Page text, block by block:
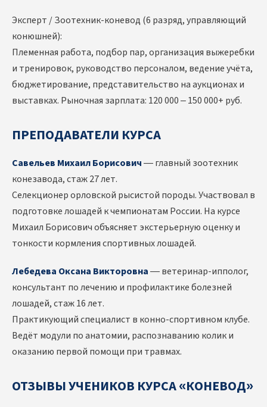
Эксперт / Зоотехник-коневод (6 разряд, управляющий
конюшней):
Племенная работа, подбор пар, организация выжеребки
и тренировок, руководство персоналом, ведение учёта,
бюджетирование, представительство на аукционах и
выставках. Рыночная зарплата: 120 000 – 150 000+ руб.
ПРЕПОДАВАТЕЛИ КУРСА
Савельев Михаил Борисович— главный зоотехник
конезавода, стаж 27 лет.
Селекционер орловской рысистой породы. Участвовал в
подготовке лошадей к чемпионатам России. На курсе
Михаил Борисович объясняет экстерьерную оценку и
тонкости кормления спортивных лошадей.
Лебедева Оксана Викторовна— ветеринар-ипполог,
консультант по лечению и профилактике болезней
лошадей, стаж 16 лет.
Практикующий специалист в конно-спортивном клубе.
Ведёт модули по анатомии, распознаванию колик и
оказанию первой помощи при травмах.
ОТЗЫВЫ УЧЕНИКОВ КУРСА «КОНЕВОД»